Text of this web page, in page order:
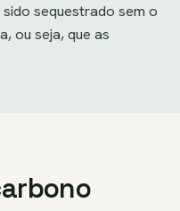
sequestrado sem o
ou seja, que as